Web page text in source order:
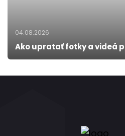
04.08.2026
Ako upratať fotky a videá